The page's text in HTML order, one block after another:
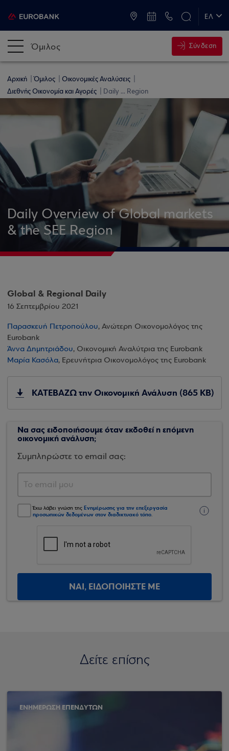
ΕΛ
Όμιλος Σύνδεση
Αρχική Όμιλος
Οικονομικές Αναλύσεις
Διεθνής Οικονομία και Αγορές
Daily ... Region
Daily Overview of Global markets
& the SEE Region
Global & Regional Daily
16 Σεπτεμβρίου 2021
Παρασκευή Πετροπούλου, Ανώτερη Οικονομολόγος της
Eurobank
Άννα Δημητριάδου, Οικονομική Αναλύτρια της Eurobank
Μαρία Κασόλα, Ερευνήτρια Οικονομολόγος της Eurobank
ΚΑΤΕΒΑΖΩ την Οικονομική Ανάλυση (865 KB)
Να σας ειδοποιήσουμε όταν εκδοθεί η επόμενη
οικονομική ανάλυση;
Συμπληρώστε το email σας:
Έχω λάβει γνώση της Ενημέρωσης για την επεξεργασία
προσωπικών δεδομένων στον διαδικτυακό τόπο.
ΝΑΙ, ΕΙΔΟΠΟΙΗΣΤΕ ΜΕ
Δείτε επίσης
ΕΝΗΜΕΡΩΣΗ ΕΠΕΝΔΥΤΩΝ